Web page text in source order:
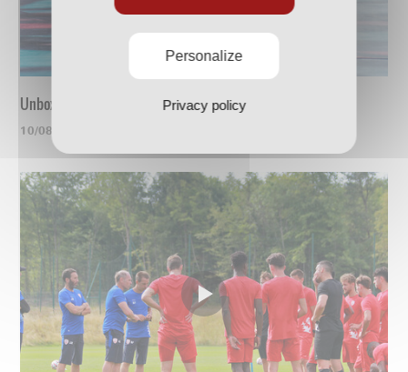
Unboxing du nouveau maillot
10/08/2023
Personalize
Privacy policy